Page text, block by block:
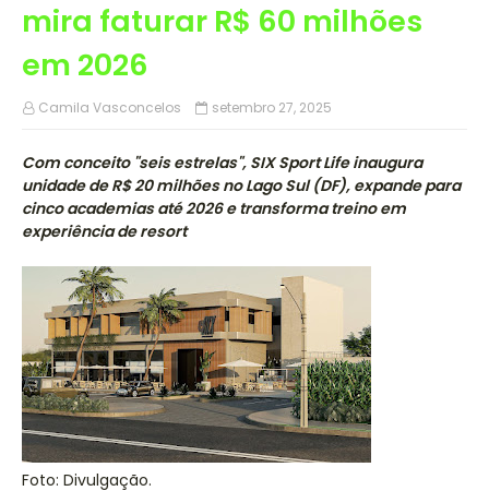
mira faturar R$ 60 milhões
em 2026
Camila Vasconcelos setembro 27, 2025
Com conceito "seis estrelas", SIX Sport Life inaugura
unidade de R$ 20 milhões no Lago Sul (DF), expande para
cinco academias até 2026 e transforma treino em
experiência de resort
Foto: Divulgação.